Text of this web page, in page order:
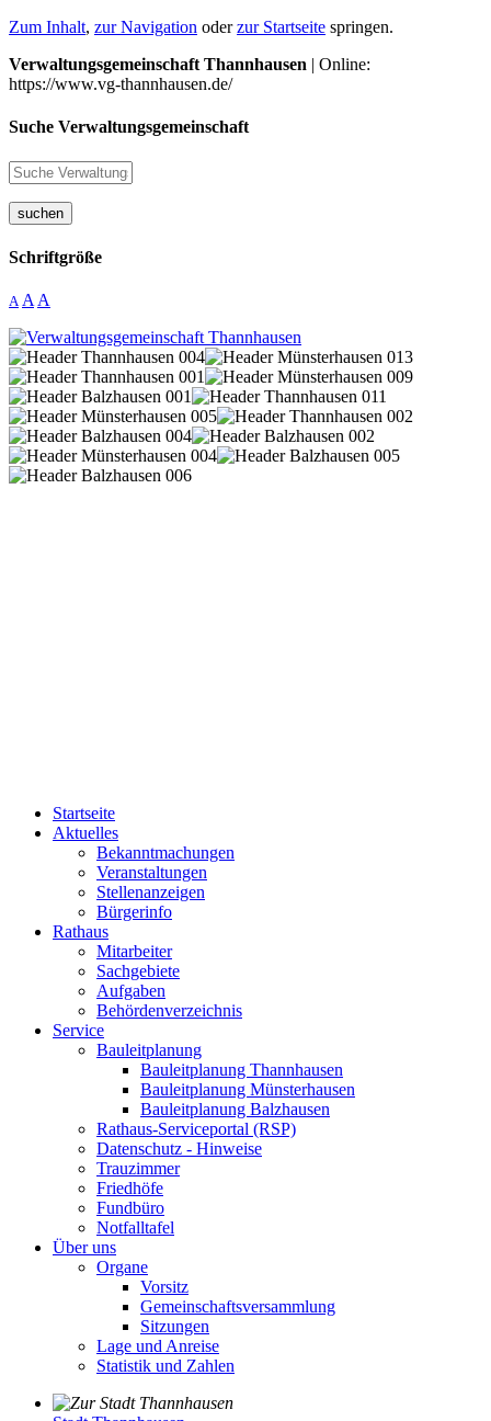
Zum Inhalt, zur Navigation oderzur Startseite springen.
Verwaltungsgemeinschaft Thannhausen | Online:
https://www.vg-thannhausen.de/
Suche Verwaltungsgemeinschaft
suchen
Schriftgröße
A A A
Startseite
Aktuelles
Bekanntmachungen
Veranstaltungen
Stellenanzeigen
Bürgerinfo
Rathaus
Mitarbeiter
Sachgebiete
Aufgaben
Behördenverzeichnis
Service
Bauleitplanung
Bauleitplanung Thannhausen
Bauleitplanung Münsterhausen
Bauleitplanung Balzhausen
Rathaus-Serviceportal (RSP)
Datenschutz - Hinweise
Trauzimmer
Friedhöfe
Fundbüro
Notfalltafel
Über uns
Organe
Vorsitz
Gemeinschaftsversammlung
Sitzungen
Lage und Anreise
Statistik und Zahlen